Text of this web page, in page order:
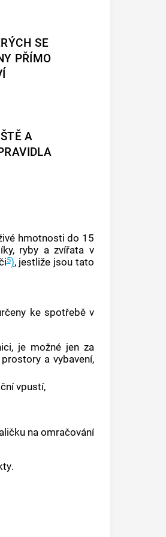
SE
PŘÍMO
A
hmotnosti do 15
ryby a zvířata v
5), jestliže jsou tato
ke spotřebě v
je možné jen za
a vybavení,
vpustí,
na omračování
.